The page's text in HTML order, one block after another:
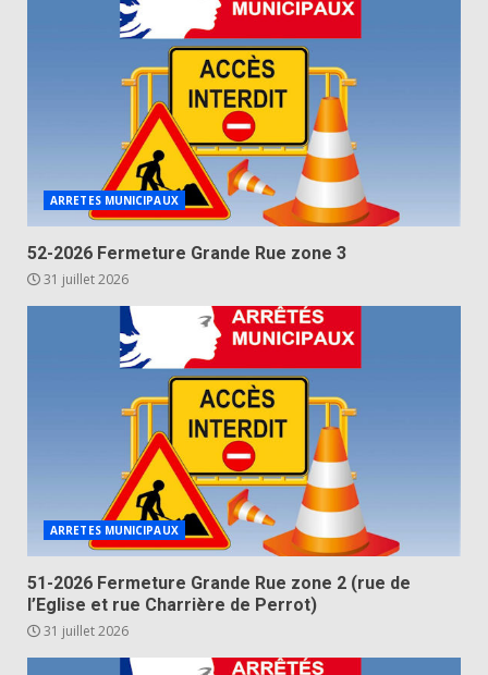
ARRETES MUNICIPAUX
52-2026 Fermeture Grande Rue zone 3
31 juillet 2026
ARRETES MUNICIPAUX
51-2026 Fermeture Grande Rue zone 2 (rue de
l’Eglise et rue Charrière de Perrot)
31 juillet 2026